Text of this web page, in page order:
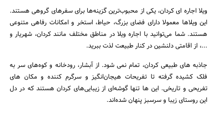
ویلا اجاره ای کردان، یکی از محبوب‌ترین گزینه‌ها برای سفرهای گروهی هستند.
این ویلاها معمولا دارای فضای بزرگ، حیاط، استخر و امکانات رفاهی متنوعی
هستند. شما می‌توانید با اجاره ویلا در مناطق مختلف مانند کردان، شهریار و
...، از اقامتی دلنشین در کنار طبیعت لذت ببرید.
جاذبه های طبیعی کردان، تمام نمی شود. از آبشار، رودخانه و کوه‌های سر به
فلک کشیده گرفته تا تفریحات هیجان‌انگیز و سرگرم کننده و مکان های
تفریحی و تاریخی. این ها تنها گوشه‌ای از زیبایی‌های کردان هستند که در دل
این روستای زیبا و سرسبز پنهان شده‌اند.